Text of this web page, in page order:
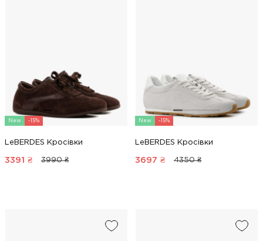
New -15%
LeBERDES Кросівки
3391 ₴ 3990 ₴
New -15%
LeBERDES Кросівки
3697 ₴ 4350 ₴